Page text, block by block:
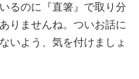
るのに『直箸』で取り分
りませんね。ついお話に
よう、気を付けましょ